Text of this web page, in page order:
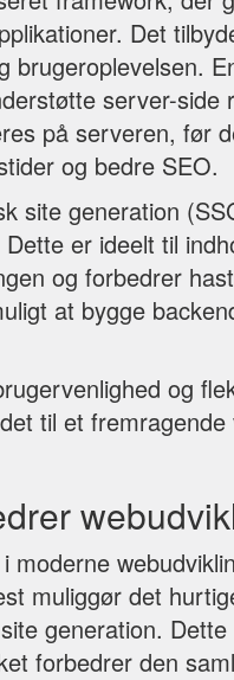
Det
brugeroplevelsen.
server-side
på serveren, før
og bedre SEO.
site generation
er ideelt til
og forbedrer
at bygge
og
til et
moderne
muliggør det
generation.
forbedrer den